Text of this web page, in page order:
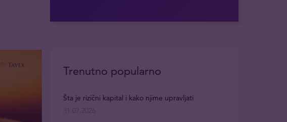
Trenutno popularno
Šta je rizični kapital i kako njime upravljati
31.07.2026